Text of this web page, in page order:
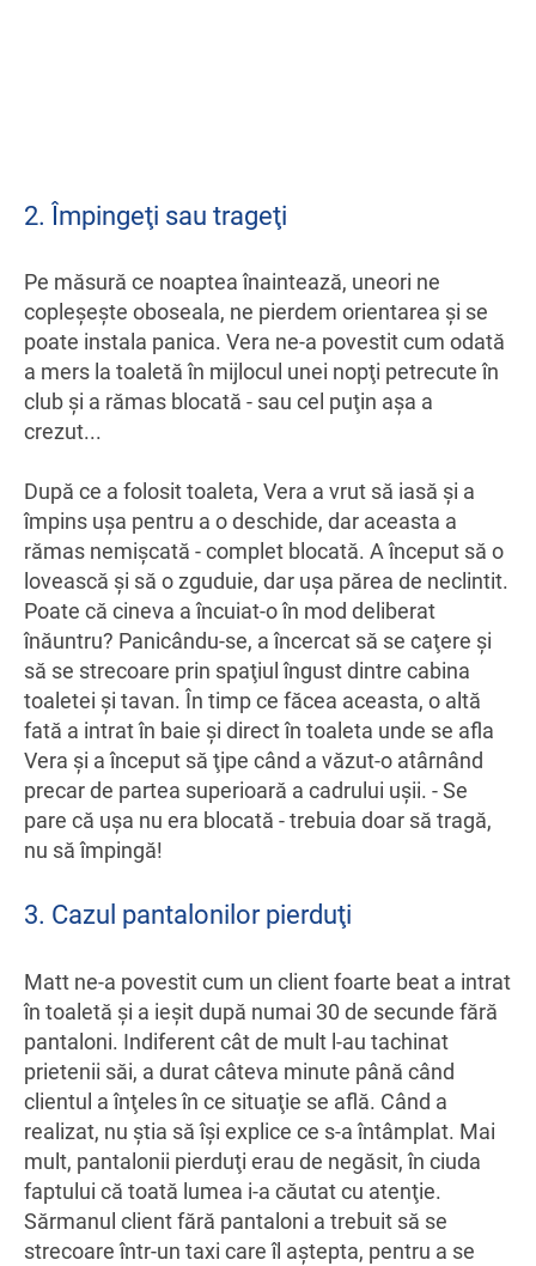
2. Împingeţi sau trageţi
Pe măsură ce noaptea înaintează, uneori ne
copleşeşte oboseala, ne pierdem orientarea şi se
poate instala panica. Vera ne-a povestit cum odată
a mers la toaletă în mijlocul unei nopţi petrecute în
club şi a rămas blocată - sau cel puţin aşa a
crezut...
După ce a folosit toaleta, Vera a vrut să iasă şi a
împins uşa pentru a o deschide, dar aceasta a
rămas nemişcată - complet blocată. A început să o
lovească şi să o zguduie, dar uşa părea de neclintit.
Poate că cineva a încuiat-o în mod deliberat
înăuntru? Panicându-se, a încercat să se caţere şi
să se strecoare prin spaţiul îngust dintre cabina
toaletei şi tavan. În timp ce făcea aceasta, o altă
fată a intrat în baie şi direct în toaleta unde se afla
Vera şi a început să ţipe când a văzut-o atârnând
precar de partea superioară a cadrului uşii. - Se
pare că uşa nu era blocată - trebuia doar să tragă,
nu să împingă!
3. Cazul pantalonilor pierduţi
Matt ne-a povestit cum un client foarte beat a intrat
în toaletă şi a ieşit după numai 30 de secunde fără
pantaloni. Indiferent cât de mult l-au tachinat
prietenii săi, a durat câteva minute până când
clientul a înţeles în ce situaţie se află. Când a
realizat, nu ştia să îşi explice ce s-a întâmplat. Mai
mult, pantalonii pierduţi erau de negăsit, în ciuda
faptului că toată lumea i-a căutat cu atenţie.
Sărmanul client fără pantaloni a trebuit să se
strecoare într-un taxi care îl aştepta, pentru a se